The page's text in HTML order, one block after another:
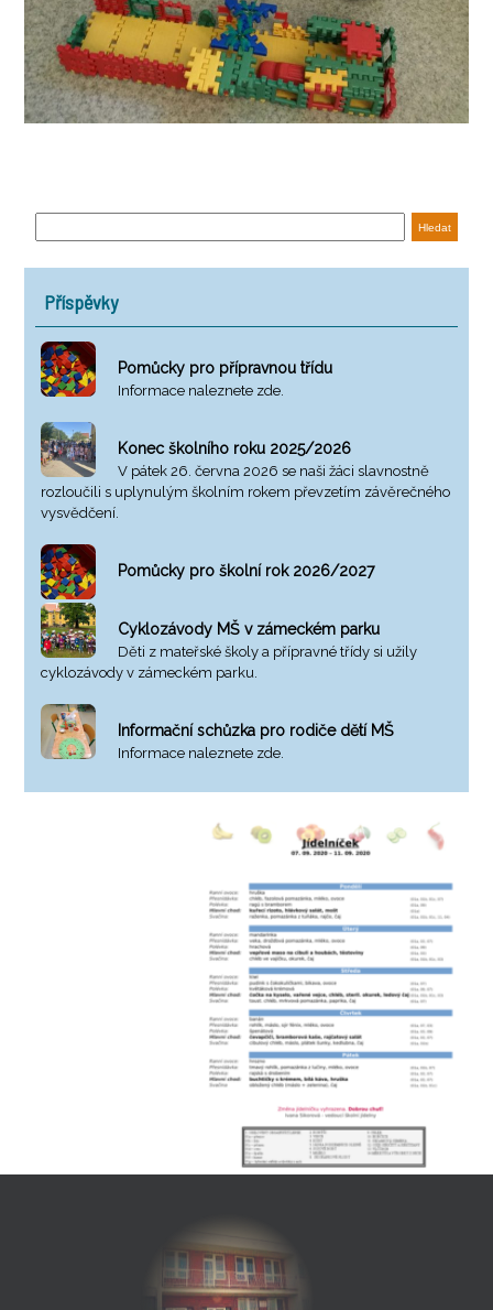
Příspěvky
Pomůcky pro přípravnou třídu
Informace naleznete zde.
Konec školního roku 2025/2026
V pátek 26. června 2026 se naši žáci slavnostně
rozloučili s uplynulým školním rokem převzetím závěrečného
vysvědčení.
Pomůcky pro školní rok 2026/2027
Cyklozávody MŠ v zámeckém parku
Děti z mateřské školy a přípravné třídy si užily
cyklozávody v zámeckém parku.
Informační schůzka pro rodiče dětí MŠ
Informace naleznete zde.